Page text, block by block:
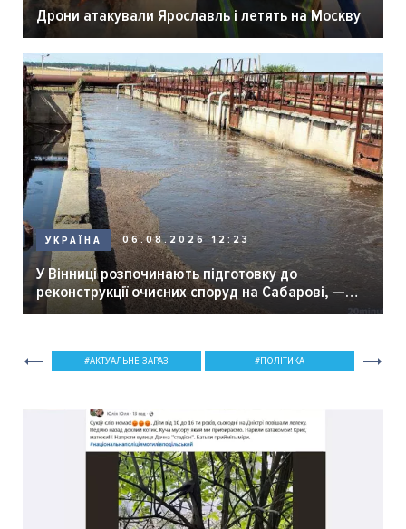
Дрони атакували Ярославль і летять на Москву
УКРАЇНА 06.08.2026 12:23
У Вінниці розпочинають підготовку до
реконструкції очисних споруд на Сабарові, —
мер Вінниці.
АКТУАЛЬНЕ ЗАРАЗ ПОЛІТИКА